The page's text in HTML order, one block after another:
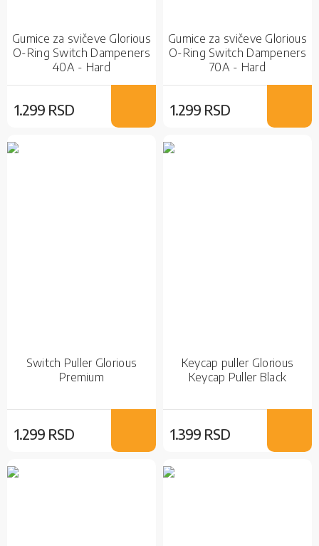
Gumice za svičeve Glorious
O-Ring Switch Dampeners
40A - Hard
1.299 RSD
Gumice za svičeve Glorious
O-Ring Switch Dampeners
70A - Hard
1.299 RSD
Switch Puller Glorious
Premium
1.299 RSD
Keycap puller Glorious
Keycap Puller Black
1.399 RSD